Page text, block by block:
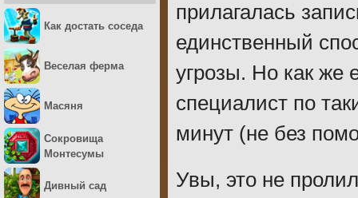
прилагалась
единственный
угрозы. Но как же
специалист по
минут (не без
Увы, это не
Как достать соседа
Веселая ферма
Масяня
Сокровища
Монтесумы
Дивный сад